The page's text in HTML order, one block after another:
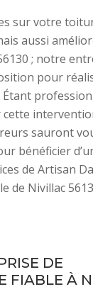
sur votre
aussi
; notre
pour
sauront
bénéficier
de Artisan
de Nivillac
DE
FIABLE À